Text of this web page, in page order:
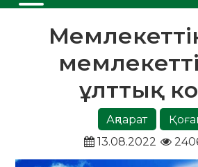
ұлттық
Ақпарат
13.08.2022